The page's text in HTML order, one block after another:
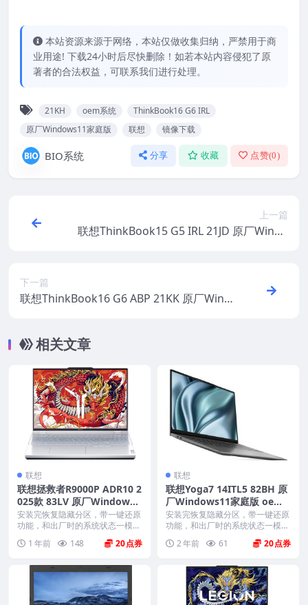
本站资源来源于网络，本站仅做收集归纳，严禁用于商
业用途! 下载24小时后尽快删除！如若本站内容侵犯了原
著者的合法权益，可联系我们进行处理。
21KH oem系统
ThinkBook16 G6 IRL
原厂Windows11家庭版
联想 镜像下载
BIO系统 分享 收藏 点赞(0)
上一篇
联想ThinkBook15 G5 IRL 21JD 原厂Windo
下一篇
联想ThinkBook16 G6 ABP 21KK 原厂Wind
相关文章
联想
联想拯救者R9000P ADR10 2
025款 83LV 原厂Windows1
1家庭版 oem系统镜像下载
安装完恢复隐藏分区，带一键还原
功能，和出厂时的系统状态一模一
1 年前 148 20
联想
联想Yoga7 14ITL5 82BH 原
厂Windows11家庭版 oem
系统镜像下载
安装完恢复隐藏分区，带一键还原
功能，和出厂时的系统状态一模一
2 年前 61 20